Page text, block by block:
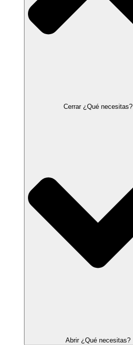
Cerrar ¿Qué necesitas?
Abrir ¿Qué necesitas?